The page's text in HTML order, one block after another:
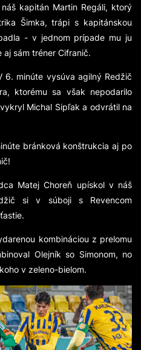
kapitán Martin Regáli, ktorý
Šimka, trápi s kapitánskou
- v jednom prípade mu ju
sám tréner Cifranič.
6. minúte vysúva agilný Redžič
ktorému sa však nepodarilo
Michal Sipľak a odvrátil na
bránková konštrukcia aj po
Matej Choreň upískol v náš
si v súboji s Revencom
kombináciou z prelomu
Olejník so Simonom, no
v zeleno-bielom.